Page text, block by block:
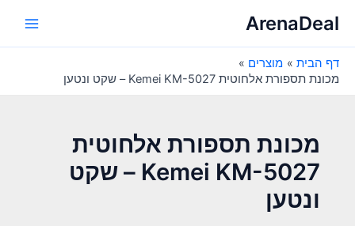
לתוכןArenaDeal
דף הבית
מוצרים
מכונת תספורת אלחוטית Kemei KM-5027 – שקט ונטען
מכונת תספורת אלחוטית
Kemei KM-5027 – שקט
ונטען